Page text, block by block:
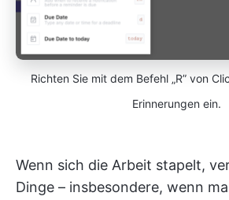
Richten Sie mit dem Befehl „R” von
Erinnerungen ein.
Wenn sich die Arbeit stapelt,
Dinge – insbesondere, wenn